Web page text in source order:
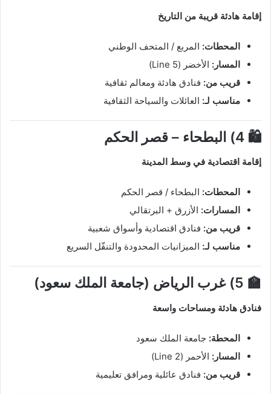
إقامة هادئة قريبة من التاريخ
المحطات: المربع / المتحف الوطني
المسار: الأخضر (Line 5)
قريب من: فنادق هادئة ومعالم ثقافية
مناسب لـ: العائلات والسياحة الثقافية
🛍️ 4) البطحاء – قصر الحكم
إقامة اقتصادية في وسط المدينة
المحطات: البطحاء / قصر الحكم
المسارات: الأزرق + البرتقالي
قريب من: فنادق اقتصادية وأسواق شعبية
مناسب لـ: الميزانيات المحدودة والتنقّل السريع
🏫 5) غرب الرياض (جامعة الملك سعود)
فنادق هادئة ومساحات واسعة
المحطة: جامعة الملك سعود
المسار: الأحمر (Line 2)
قريب من: فنادق عائلية ومرافق تعليمية